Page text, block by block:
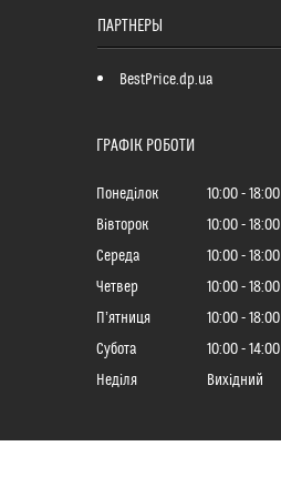
ПАРТНЕРЫ
BestPrice.dp.ua
ГРАФІК РОБОТИ
Понеділок 10:00 18:00
Вівторок
10:00 18:00
Середа
10:00 18:00
Четвер
10:00 18:00
Пʼятниця
10:00 18:00
Субота
10:00 14:00
Неділя
Вихідний